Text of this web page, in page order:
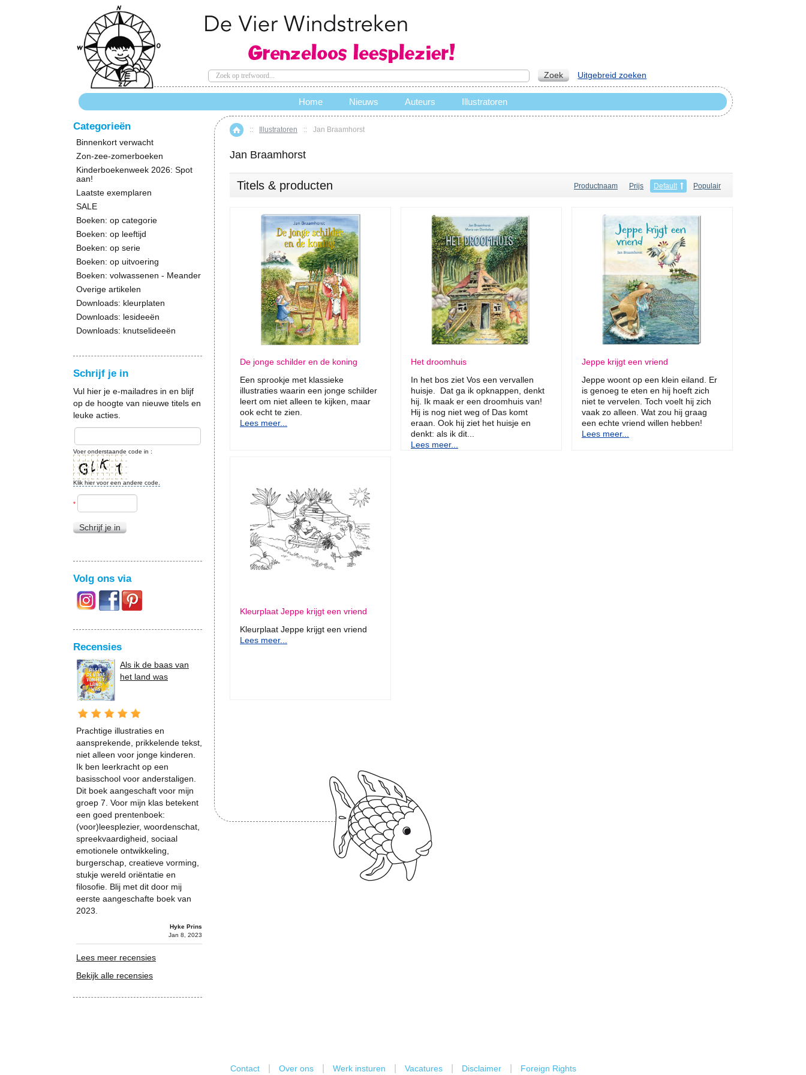
Home
:: Illustratoren :: Jan Braamhorst
Jan Braamhorst
Titels & producten Productnaam Prijs Default Populair
De jonge schilder en de koning
Een sprookje met klassieke
illustraties waarin een jonge schilder
leert om niet alleen te kijken, maar
ook echt te zien.
Lees meer...
Het droomhuis
In het bos ziet Vos een vervallen
huisje. Dat ga ik opknappen, denkt
hij. Ik maak er een droomhuis van!
Hij is nog niet weg of Das komt
eraan. Ook hij ziet het huisje en
denkt: als ik dit...
Lees meer...
Jeppe krijgt een vriend
Jeppe woont op een klein eiland. Er
is genoeg te eten en hij hoeft zich
niet te vervelen. Toch voelt hij zich
vaak zo alleen. Wat zou hij graag
een echte vriend willen hebben!
Lees meer...
Kleurplaat Jeppe krijgt een vriend
Kleurplaat Jeppe krijgt een vriend
Lees meer...
Categorieën
Binnenkort verwacht
Zon-zee-zomerboeken
Kinderboekenweek 2026: Spot
aan!
Laatste exemplaren
SALE
Boeken: op categorie
Boeken: op leeftijd
Boeken: op serie
Boeken: op uitvoering
Boeken: volwassenen - Meander
Overige artikelen
Downloads: kleurplaten
Downloads: lesideeën
Downloads: knutselideeën
Schrijf je in
Vul hier je e-mailadres in en blijf
op de hoogte van nieuwe titels en
leuke acties.
Voer onderstaande code in :
Klik hier voor een andere code.
*
Schrijf je in
Volg ons via
Recensies
Als ik de baas van
het land was
Prachtige illustraties en
aansprekende, prikkelende tekst,
niet alleen voor jonge kinderen.
Ik ben leerkracht op een
basisschool voor anderstaligen.
Dit boek aangeschaft voor mijn
groep 7. Voor mijn klas betekent
een goed prentenboek:
(voor)leesplezier, woordenschat,
spreekvaardigheid, sociaal
emotionele ontwikkeling,
burgerschap, creatieve vorming,
stukje wereld oriëntatie en
filosofie. Blij met dit door mij
eerste aangeschafte boek van
2023.
Hyke Prins
Jan 8, 2023
Lees meer recensies
Bekijk alle recensies
Zoek Uitgebreid zoeken
Home Nieuws Auteurs Illustratoren
Contact Over ons Werk insturen Vacatures Disclaimer Foreign Rights